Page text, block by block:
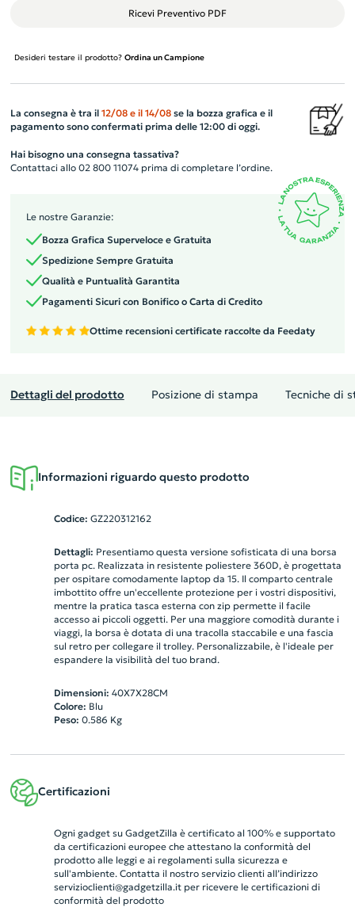
Ricevi Preventivo PDF
Desideri testare il prodotto? Ordina un Campione
La consegna è tra il 12/08 e il 14/08se la bozza grafica e il
pagamento sono confermati prima delle 12:00 di oggi.
Hai bisogno una consegna tassativa?
Contattaci allo 02 800 11074 prima di completare l’ordine.
Le nostre Garanzie:
Bozza Grafica Superveloce e Gratuita
Spedizione Sempre Gratuita
Qualità e Puntualità Garantita
Pagamenti Sicuri con Bonifico o Carta di Credito
Ottime recensioni certificate raccolte da Feedaty
Dettagli del prodotto Posizione di stampa Tecniche di
Informazioni riguardo questo prodotto
Codice: GZ220312162
Dettagli: Presentiamo questa versione sofisticata di una borsa
porta pc. Realizzata in resistente poliestere 360D, è progettata
per ospitare comodamente laptop da 15. Il comparto centrale
imbottito offre un'eccellente protezione per i vostri dispositivi,
mentre la pratica tasca esterna con zip permette il facile
accesso ai piccoli oggetti. Per una maggiore comodità durante i
viaggi, la borsa è dotata di una tracolla staccabile e una fascia
sul retro per collegare il trolley. Personalizzabile, è l'ideale per
espandere la visibilità del tuo brand.
Dimensioni: 40X7X28CM
Colore: Blu
Peso: 0.586 Kg
Certificazioni
Ogni gadget su GadgetZilla è certificato al 100% e supportato
da certificazioni europee che attestano la conformità del
prodotto alle leggi e ai regolamenti sulla sicurezza e
sull'ambiente. Contatta il nostro servizio clienti all’indirizzo
servizioclienti@gadgetzilla.itper ricevere le certificazioni di
conformità del prodotto